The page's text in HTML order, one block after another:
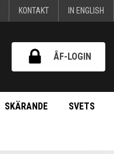
KONTAKT IN ENGLISH
ÅF-LOGIN
SKÄRANDE SVETS